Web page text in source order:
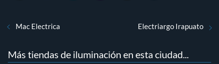
Mac Electrica Electriargo Irapuato
Más tiendas de iluminación en esta ciudad...